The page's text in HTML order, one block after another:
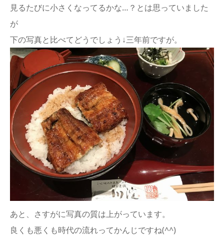
見るたびに小さくなってるかな…？とは思っていました
が
下の写真と比べてどうでしょう↓三年前ですが。
あと、さすがに写真の質は上がっています。
良くも悪くも時代の流れってかんじですね(^^)